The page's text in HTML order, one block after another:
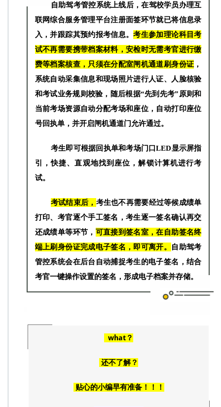
自助驾考管控系统上线后，在驾校学员办理互
联网综合服务管理平台注册面签环节就已将信息录
入，并跟踪其预约报考信息。考生参加理论科目考
试不再需要携带档案材料，安检时无需考官进行缴
费等档案核查，只须在分配室闸机通道刷身份证 ，
系统自动采集信息和现场照片进行人证、人脸核验
和考试业务规则校验，随后根据“先到先考”原则和
当前考场资源自动分配考场和座位，自动打印座位
号回执单，并开启闸机通道门允许通过。
考生即可根据回执单和考场门口LED显示屏指
引，快捷、直观地找到座位，解锁计算机进行考
试。
考试结束后， 考生也不再需要经过等候成绩单
打印、考官逐个手工签名，考生逐一签名确认再交
还成绩单等环节， 可直接到签名室，在自助签名终
端上刷身份证完成电子签名，即可离开。 自助驾考
管控系统会在后台自动捕捉考生的电子签名，结合
考官一键操作设置的签名，形成电子档案并存储。
what？
还不了解？
贴心的小编早有准备！！！